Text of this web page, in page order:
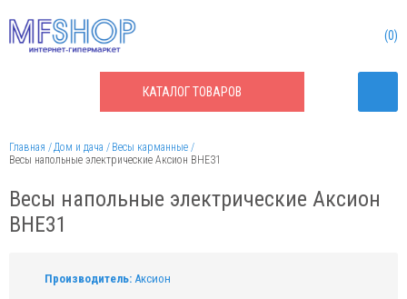
КАТАЛОГТОВАРОВ
0
Главная Дом и дача
Весы карманные
Весы напольные электрические Аксион ВНЕ31
Весы напольные электрические Аксион
ВНЕ31
Производитель: Аксион